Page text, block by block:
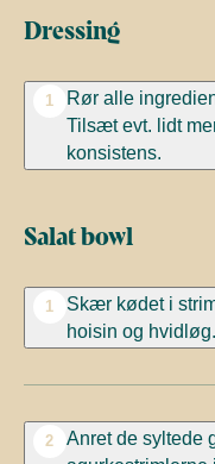
Dressing
1
Rør alle
Tilsæt evt. lidt
konsistens.
Salat bowl
1
Skær kødet i
hoisin og hvidløg.
2
Anret de syltede